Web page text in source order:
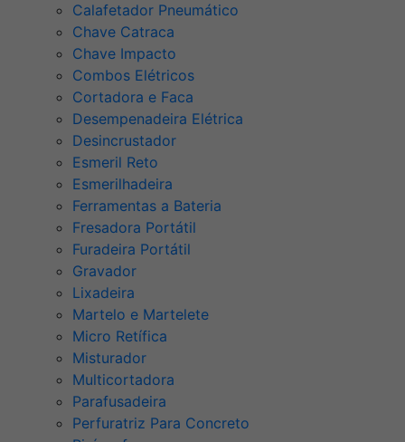
Calafetador Pneumático
Chave Catraca
Chave Impacto
Combos Elétricos
Cortadora e Faca
Desempenadeira Elétrica
Desincrustador
Esmeril Reto
Esmerilhadeira
Ferramentas a Bateria
Fresadora Portátil
Furadeira Portátil
Gravador
Lixadeira
Martelo e Martelete
Micro Retífica
Misturador
Multicortadora
Parafusadeira
Perfuratriz Para Concreto